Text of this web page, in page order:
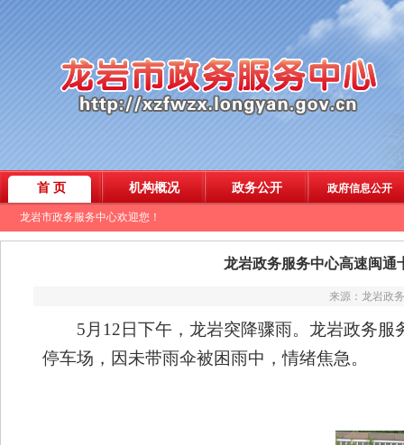
龙岩政务服务中心高速闽通
来源：龙岩政
5月12日下午，龙岩突降骤雨。龙岩政务服
停车场，因未带雨伞被困雨中，情绪焦急。